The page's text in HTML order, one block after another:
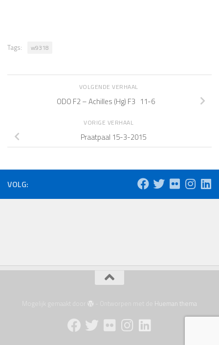
Tags: w9318
VOLGENDE VERHAAL
ODO F2 – Achilles (Hg) F3 11-6
VORIGE VERHAAL
Praatpaal 15-3-2015
VOLG:
Mogelijk gemaakt door - Ontworpen met de Hueman thema